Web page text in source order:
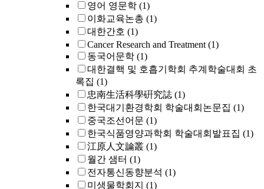
영어 영문학 (1)
이화교육논총 (1)
대한간호 (1)
Cancer Research and Treatment (1)
동국어문학 (1)
대한결핵 및 호흡기학회 추계학술대회 초
록집 (1)
忠南生活科學硏究誌 (1)
한국대기환경학회 학술대회논문집 (1)
중국조선어문 (1)
한국식품영양과학회 학술대회발표집 (1)
江原人文論叢 (1)
월간 샘터 (1)
전자통신동향분석 (1)
미생물학회지 (1)